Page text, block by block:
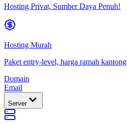
Hosting Privat, Sumber Daya Penuh!
Hosting Murah
Paket entry-level, harga ramah kantong
Domain
Email
Server